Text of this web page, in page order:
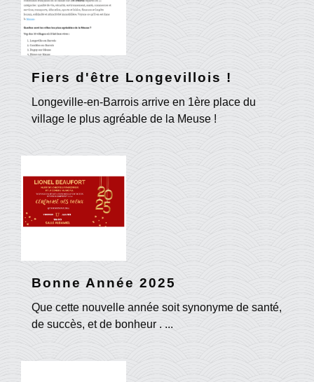
Fiers d'être Longevillois !
Longeville-en-Barrois arrive en 1ère place du
village le plus agréable de la Meuse !
Bonne Année 2025
Que cette nouvelle année soit synonyme de santé,
de succès, et de bonheur . ...